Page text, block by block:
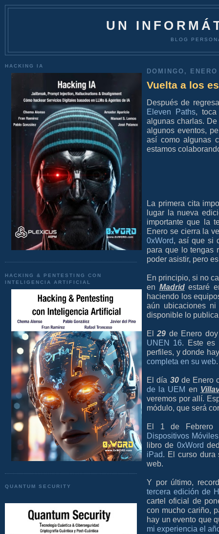
UN
BLOG
HACKING IA
HACKING & PENTESTING CON
INTELIGENCIA ARTIFICIAL
QUANTUM SECURITY
DOMINGO,
Vuelta a los
Después de
Eleven Paths,
algunas charlas.
algunos eventos,
así como algunas
estamos
La primera cita
lugar la nueva
importante que la
Enero se cierra la
0xWord, así que si
para que lo tengas
poder asistir, pero
En principio, si no
en Madridestaré
haciendo los
aún ubicaciones
disponible lo
El29 de Enero
UNEN 16. Este es
perfiles, y donde
completa en su web.
El día 30de Enero
de la UEM en
veremos por allí.
módulo, que será
El 1 de Febrero
Dispositivos Móviles
libro de 0xWord
iPad. El curso dura
web.
Y por último,
tercera edición de
cartel oficial de
con mucho cariño,
hay un evento que
mi experiencia el